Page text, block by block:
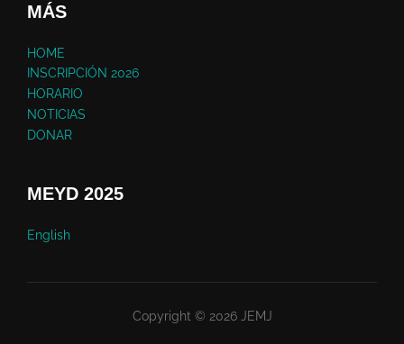
MÁS
HOME
INSCRIPCIÓN 2026
HORARIO
NOTICIAS
DONAR
MEYD 2025
English
Copyright © 2026 JEMJ